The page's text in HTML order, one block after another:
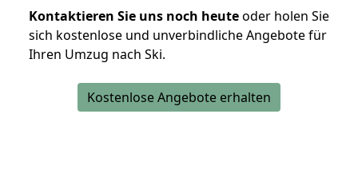
Kontaktieren Sie uns noch heuteoder holen Sie
sich kostenlose und unverbindliche Angebote für
Ihren Umzug nach Ski.
Kostenlose Angebote erhalten